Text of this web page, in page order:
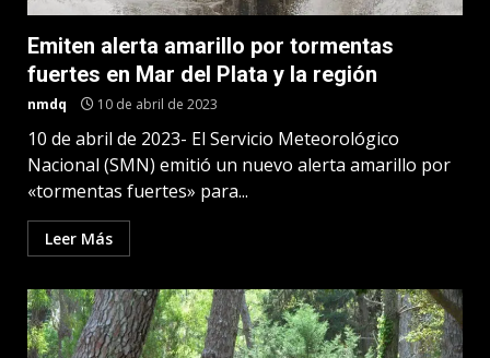
Emiten alerta amarillo por tormentas
fuertes en Mar del Plata y la región
nmdq 10 de abril de 2023
10 de abril de 2023- El Servicio Meteorológico
Nacional (SMN) emitió un nuevo alerta amarillo por
«tormentas fuertes» para...
Leer Más